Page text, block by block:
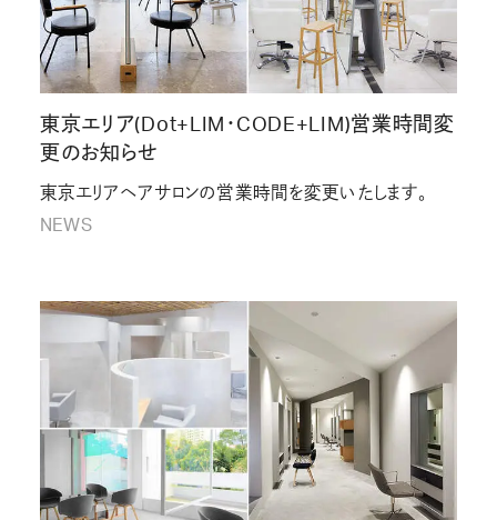
東京エリア(Dot+LIM・CODE+LIM)営業時間変
更のお知らせ
東京エリアヘアサロンの営業時間を変更いたします。
NEWS